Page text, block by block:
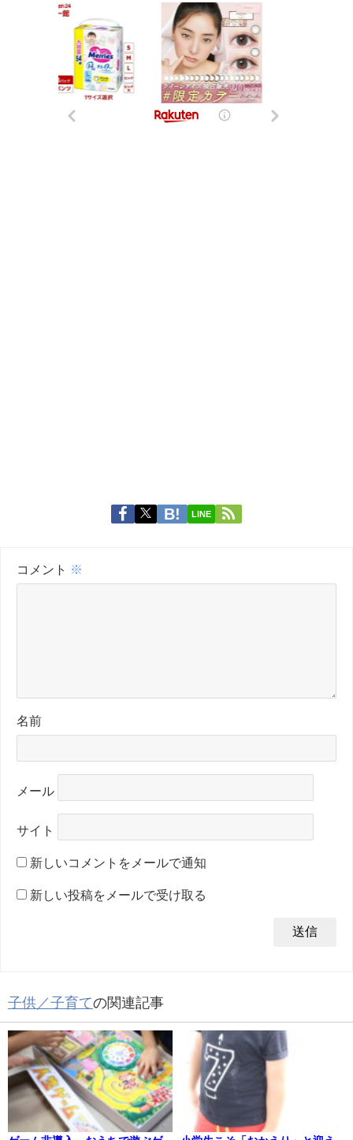
LINE
コメント ※
名前
メール
サイト
新しいコメントをメールで通知
新しい投稿をメールで受け取る
子供／子育ての関連記事